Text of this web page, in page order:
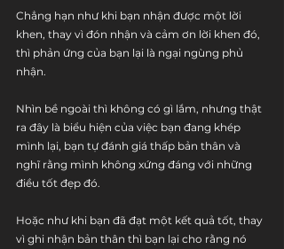
Chẳng hạn như khi bạn nhận được một lời
khen, thay vì đón nhận và cảm ơn lời khen đó,
thì phản ứng của bạn lại là ngại ngùng phủ
nhận.
Nhìn bề ngoài thì không có gì lắm, nhưng thật
ra đây là biểu hiện của việc bạn đang khép
mình lại, bạn tự đánh giá thấp bản thân và
nghĩ rằng mình không xứng đáng với những
điều tốt đẹp đó.
Hoặc như khi bạn đã đạt một kết quả tốt, thay
vì ghi nhận bản thân thì bạn lại cho rằng nó